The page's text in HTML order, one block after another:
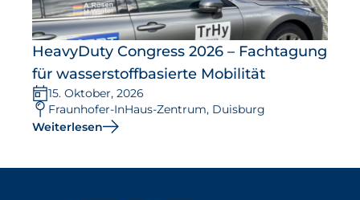
HeavyDuty Congress 2026 – Fachtagung
für wasserstoffbasierte Mobilität
15. Oktober, 2026
Fraunhofer-InHaus-Zentrum, Duisburg
Weiterlesen